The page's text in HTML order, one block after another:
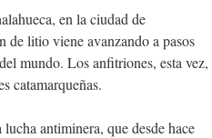
en la ciudad de
de litio viene avanzando a pasos
mundo. Los anfitriones, esta vez,
catamarqueñas.
antiminera, que desde hace